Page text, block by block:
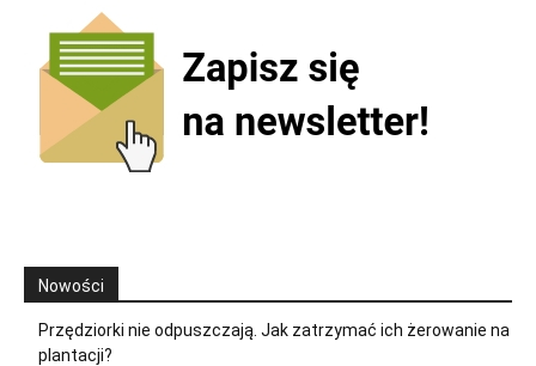
Nowości
Przędziorki nie odpuszczają. Jak zatrzymać ich żerowanie na
plantacji?